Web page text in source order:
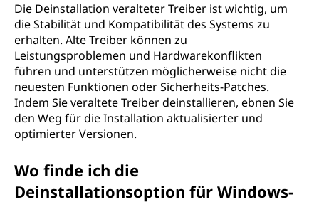
Die Deinstallation veralteter Treiber ist wichtig, um
die Stabilität und Kompatibilität des Systems zu
erhalten. Alte Treiber können zu
Leistungsproblemen und Hardwarekonflikten
führen und unterstützen möglicherweise nicht die
neuesten Funktionen oder Sicherheits-Patches.
Indem Sie veraltete Treiber deinstallieren, ebnen Sie
den Weg für die Installation aktualisierter und
optimierter Versionen.
Wo finde ich die
Deinstallationsoption für Windows-